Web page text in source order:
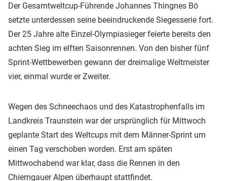
Der Gesamtweltcup-Führende Johannes Thingnes Bö
setzte unterdessen seine beeindruckende Siegesserie fort.
Der 25 Jahre alte Einzel-Olympiasieger feierte bereits den
achten Sieg im elften Saisonrennen. Von den bisher fünf
Sprint-Wettbewerben gewann der dreimalige Weltmeister
vier, einmal wurde er Zweiter.
Wegen des Schneechaos und des Katastrophenfalls im
Landkreis Traunstein war der ursprünglich für Mittwoch
geplante Start des Weltcups mit dem Männer-Sprint um
einen Tag verschoben worden. Erst am späten
Mittwochabend war klar, dass die Rennen in den
Chiemgauer Alpen überhaupt stattfindet.